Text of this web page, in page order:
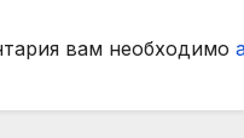
вам необходимо